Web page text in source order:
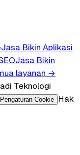
Jasa Bikin Aplikasi
Jasa Bikin
layanan →
Teknologi
Pengaturan Cookie
Hak